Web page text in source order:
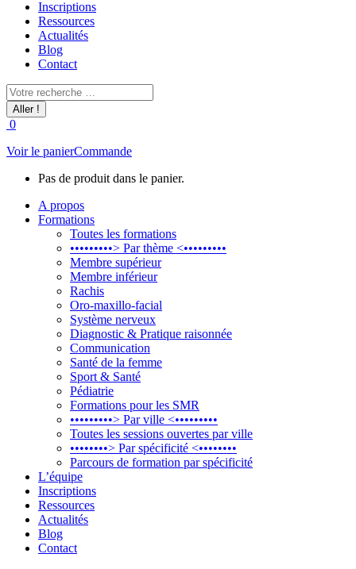
Inscriptions
Ressources
Actualités
Blog
Contact
Recherche
:
0
Voir le panierCommande
Pas de produit dans le panier.
A propos
Formations
Toutes les formations
•••••••••> Par thème <•••••••••
Membre supérieur
Membre inférieur
Rachis
Oro-maxillo-facial
Système nerveux
Diagnostic & Pratique raisonnée
Communication
Santé de la femme
Sport & Santé
Pédiatrie
Formations pour les SMR
•••••••••> Par ville <•••••••••
Toutes les sessions ouvertes par ville
••••••••> Par spécificité <••••••••
Parcours de formation par spécificité
L’équipe
Inscriptions
Ressources
Actualités
Blog
Contact